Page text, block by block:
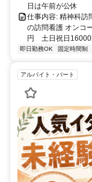
日は午前が公休
仕事内容: 精神科訪
の訪問看護 オンコ
円 土日祝日16000
即日勤務OK 固定時間制
アルバイト・パート